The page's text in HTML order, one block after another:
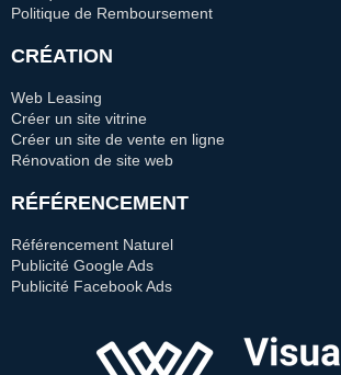
Politique de Remboursement
CRÉATION
Web Leasing
Créer un site vitrine
Créer un site de vente en ligne
Rénovation de site web
RÉFÉRENCEMENT
Référencement Naturel
Publicité Google Ads
Publicité Facebook Ads